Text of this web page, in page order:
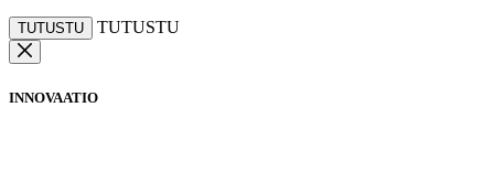
TUTUSTU TUTUSTU
INNOVAATIO